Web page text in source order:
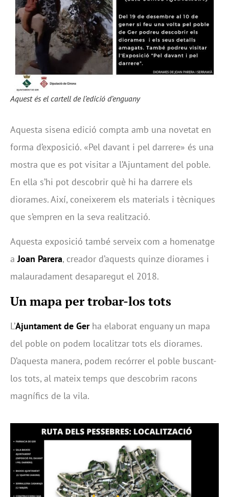
Aquest és el cartell de l’edició d’enguany
Aquesta sisena edició compta amb una novetat en
forma d’exposició. «Pel davant i pel darrere» és una
mostra que es pot visitar a l’Ajuntament del poble.
En ella s’hi pot descobrir què hi ha darrere els
diorames. Així, coneixerem els materials i tècniques
que s’empren en la seva realització.
Aquesta exposició també serveix com a homenatge
aJoan Parera, creador d’aquests quinze diorames i
malauradament desaparegut el 2018.
Un mapa per trobar-los tots
L’Ajuntament de Gerha elaborat enguany un mapa
del poble on podem localitzar tots els diorames.
D’aquesta manera, podem recórrer el poble buscant-
los tots, al mateix temps que descobrim racons
magnífics de la vila.